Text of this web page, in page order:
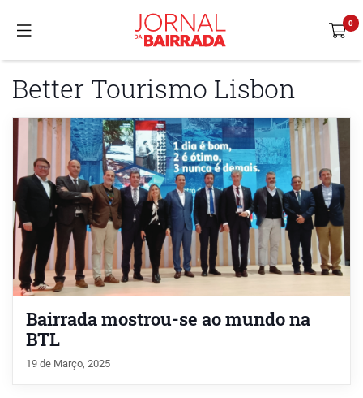
Better Tourismo Lisbon
Bairrada mostrou-se ao mundo na
BTL
19 de Março, 2025